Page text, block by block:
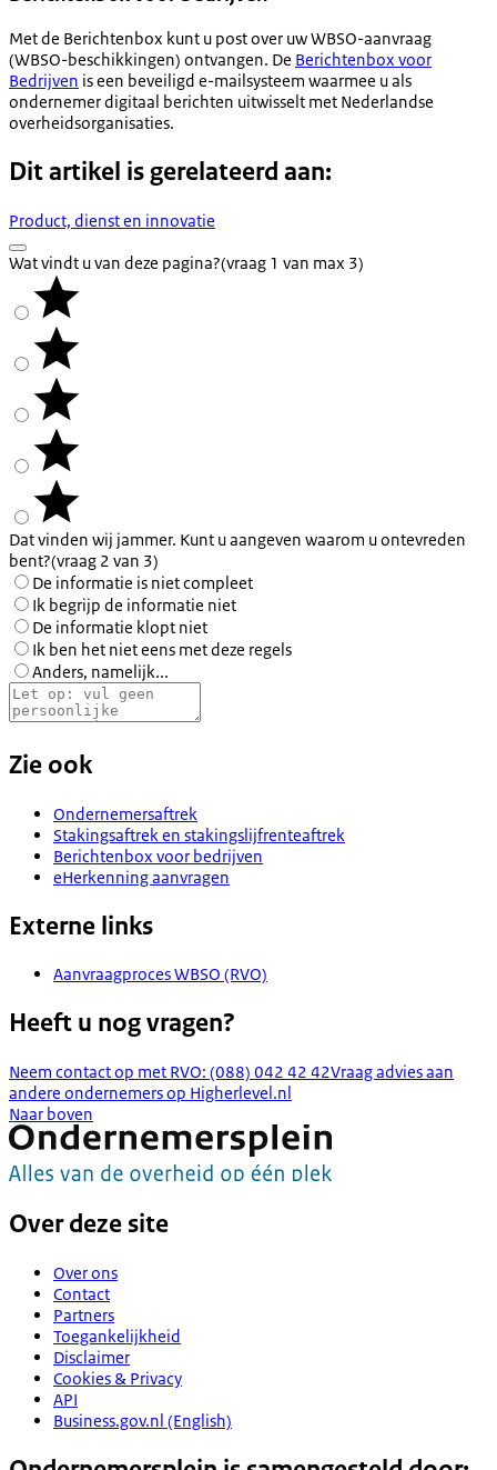
Met de Berichtenbox kunt u post over uw WBSO-aanvraag
(WBSO-beschikkingen) ontvangen. De Berichtenbox voor
Bedrijven is een beveiligd e-mailsysteem waarmee u als
ondernemer digitaal berichten uitwisselt met Nederlandse
overheidsorganisaties.
Dit artikel is gerelateerd aan:
Product, dienst en innovatie
Wat vindt u van deze pagina?(vraag 1 van max 3)
Dat vinden wij jammer. Kunt u aangeven waarom u ontevreden
bent?(vraag 2 van 3)
De informatie is niet compleet
Ik begrijp de informatie niet
De informatie klopt niet
Ik ben het niet eens met deze regels
Anders, namelijk...
Zie ook
Ondernemersaftrek
Stakingsaftrek en stakingslijfrenteaftrek
Berichtenbox voor bedrijven
eHerkenning aanvragen
Externe links
Aanvraagproces WBSO (RVO)
Heeft u nog vragen?
Neem contact op met RVO: (088) 042 42 42Vraag advies aan
andere ondernemers op Higherlevel.nl
Naar boven
Over deze site
Over ons
Contact
Partners
Toegankelijkheid
Disclaimer
Cookies & Privacy
API
Business.gov.nl (English)